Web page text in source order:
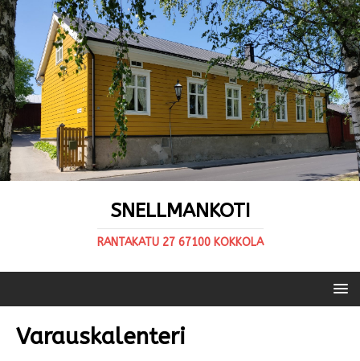
SNELLMANKOTI
RANTAKATU 27 67100 KOKKOLA
Varauskalenteri